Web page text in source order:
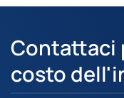
Contattaci
costo